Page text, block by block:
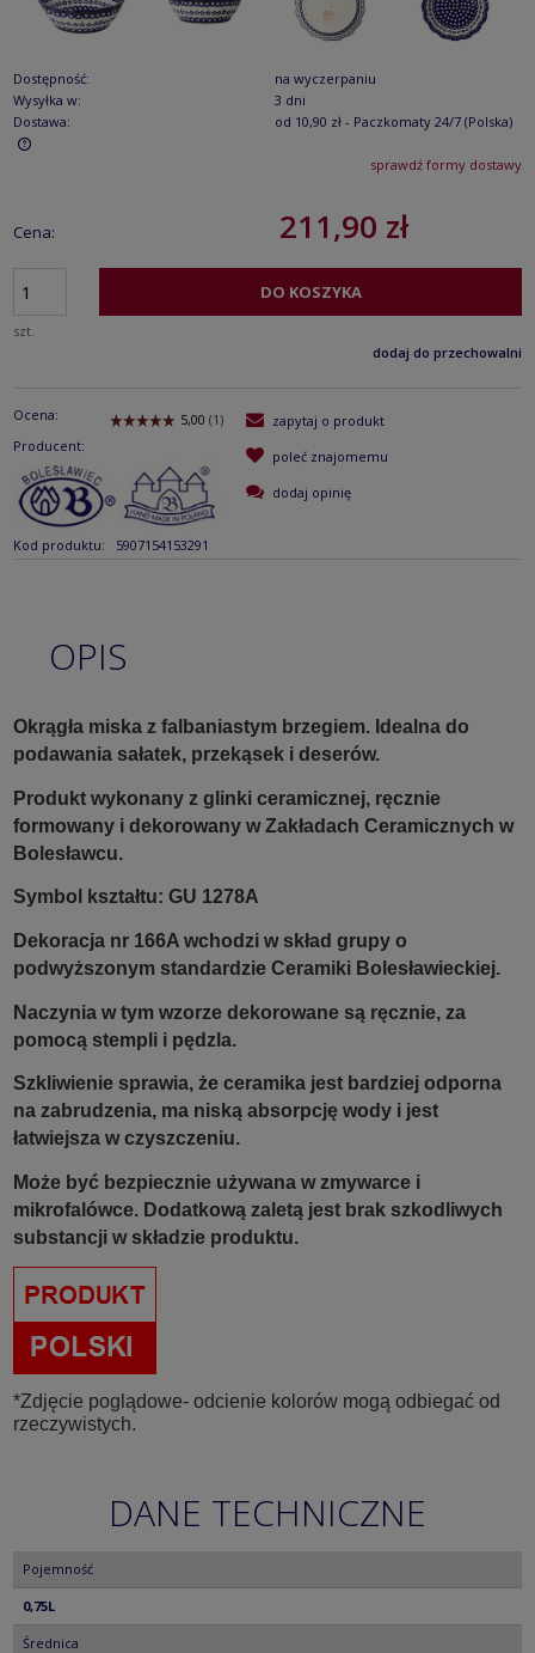
Dostępność:
na wyczerpaniu
Wysyłka w:
3 dni
Dostawa:
od 10,90 zł - Paczkomaty 24/7 (Polska)
Cena nie zawiera ewentualnych kosztów płatnościsprawdź formy dostawy
Cena: 211,90 zł
szt.
DO KOSZYKA
dodaj do przechowalni
Ocena:
Producent:
Kod produktu: 5907154153291
zapytaj o produkt
poleć znajomemu
dodaj opinię
OPIS
Okrągła miska z falbaniastym brzegiem. Idealna do
podawania sałatek, przekąsek i deserów.
Produkt wykonany z glinki ceramicznej, ręcznie
formowany i dekorowany w Zakładach Ceramicznych w
Bolesławcu.
Symbol kształtu: GU 1278A
Dekoracja nr 166A wchodzi w skład grupy o
podwyższonym standardzie Ceramiki Bolesławieckiej.
Naczynia w tym wzorze dekorowane są ręcznie, za
pomocą stempli i pędzla.
Szkliwienie sprawia, że ceramika jest bardziej odporna
na zabrudzenia, ma niską absorpcję wody i jest
łatwiejsza w czyszczeniu.
Może być bezpiecznie używana w zmywarce i
mikrofalówce. Dodatkową zaletą jest brak szkodliwych
substancji w składzie produktu.
*Zdjęcie poglądowe- odcienie kolorów mogą odbiegać od
rzeczywistych.
DANE TECHNICZNE
Pojemność
0,75L
Średnica